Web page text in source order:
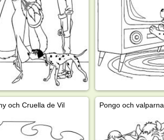
och Cruella de Vil Pongo och valparna